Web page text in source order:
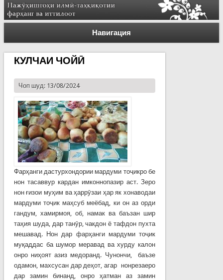
Навигация
КУЛЧАИ ЧОЙӢ
Чоп шуд: 13/08/2024
Фарҳанги дастурхондории мардуми тоҷикро бе
нон тасаввур кардан имконнопазир аст. Зеро
нон ғизои муҳим ва ҳаррӯзаи ҳар як хонаводаи
мардуми тоҷик маҳсуб меёбад, ки он аз орди
гандум, хамирмоя, об, намак ва баъзан шир
таҳия шуда, дар танӯр, чакдон ё тафдон пухта
мешавад. Нон дар фарҳанги мардуми тоҷик
муқаддас ба шумор меравад ва хурду калон
онро ниҳоят азиз медоранд. Чунончи, баъзе
одамон, махсусан дар деҳот, агар нонрезаеро
дар замин бинанд, онро ҳатман аз замин